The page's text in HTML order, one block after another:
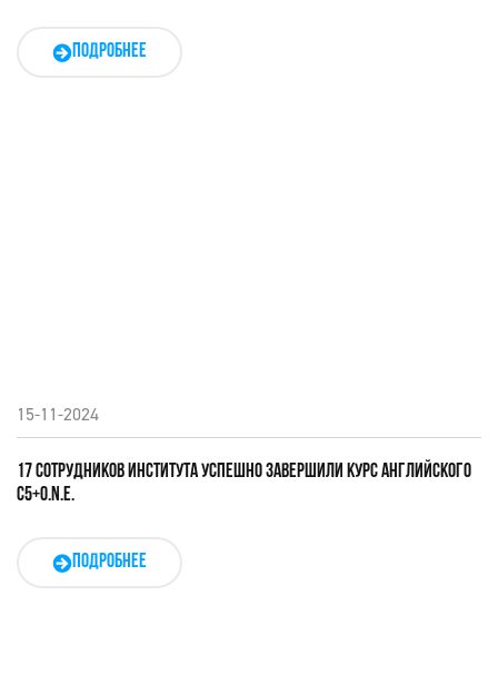
ПОДРОБНЕЕ
15-11-2024
17 СОТРУДНИКОВ ИНСТИТУТА УСПЕШНО ЗАВЕРШИЛИ КУРС АНГЛИЙСКОГО
C5+O.N.E.
ПОДРОБНЕЕ